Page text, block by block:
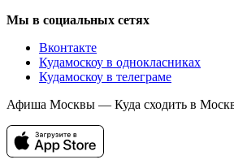
Мы в социальных сетях
Вконтакте
Кудамоскоу в однокласниках
Кудамоскоу в телеграме
Афиша Москвы — Куда сходить в